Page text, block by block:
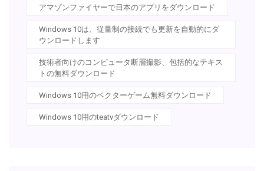
アマゾンファイヤーで日本のアプリをダウンロード
Windows 10は、従量制の接続でも更新を自動的にダ
ウンロードします
技術者向けのコンピュータ断層撮影、包括的なテキス
トの無料ダウンロード
Windows 10用のベクターゲーム無料ダウンロード
Windows 10用のteatvダウンロード